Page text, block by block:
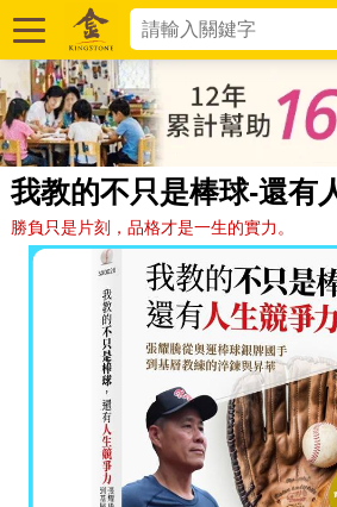
我教的不只是棒球-還有
勝負只是片刻，品格才是一生的實力。